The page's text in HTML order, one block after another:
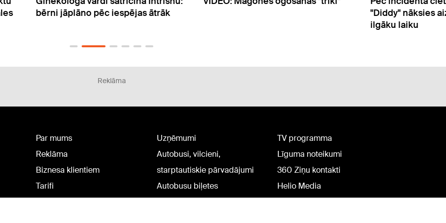
un japāņu dārzs
Pugačovas
Reklāma
Par mums
Reklāma
Biznesa klientiem
Tarifi
Uzņēmumi
Autobusi, vilcieni,
starptautiskie pārvadājumi
Autobusu biļetes
TV programma
Līguma noteikumi
360 Ziņu kontakti
Helio Media